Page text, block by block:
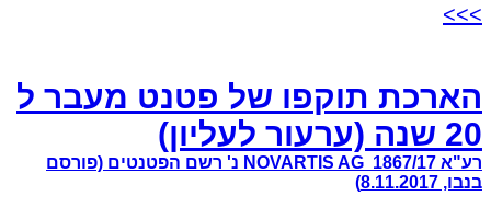
>>>
הארכת תוקפו של פטנט מעבר ל
20 שנה (ערעור לעליון)
רע"א 1867/17 NOVARTIS AG נ' רשם הפטנטים (פורסם
בנבו, 8.11.2017)